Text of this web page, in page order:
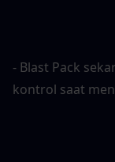
- Blast Pack
kontrol saat